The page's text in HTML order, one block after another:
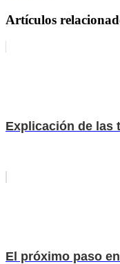
Artículos
Explicación de las
El próximo paso